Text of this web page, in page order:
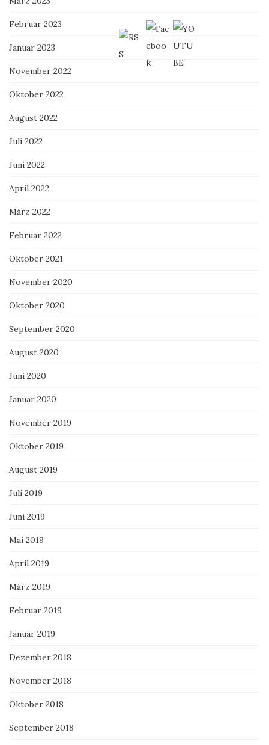
Februar 2023
Januar 2023
November 2022
Oktober 2022
August 2022
Juli 2022
Juni 2022
April 2022
März 2022
Februar 2022
Oktober 2021
November 2020
Oktober 2020
September 2020
August 2020
Juni 2020
Januar 2020
November 2019
Oktober 2019
August 2019
Juli 2019
Juni 2019
Mai 2019
April 2019
März 2019
Februar 2019
Januar 2019
Dezember 2018
November 2018
Oktober 2018
September 2018